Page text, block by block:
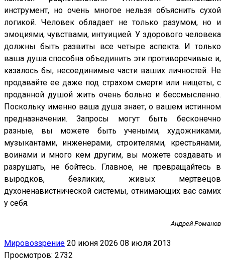
инструмент, но очень многое нельзя объяснить сухой
логикой. Человек обладает не только разумом, но и
эмоциями, чувствами, интуицией. У здорового человека
должны быть развиты все четыре аспекта. И только
ваша душа способна объединить эти противоречивые и,
казалось бы, несоединимые части ваших личностей. Не
продавайте ее даже под страхом смерти или нищеты, с
проданной душой жить очень больно и бессмысленно.
Поскольку именно ваша душа знает, о вашем истинном
предназначении. Запросы могут быть бесконечно
разные, вы можете быть учеными, художниками,
музыкантами, инженерами, строителями, крестьянами,
воинами и много кем другим, вы можете создавать и
разрушать, не бойтесь. Главное, не превращайтесь в
выродков, безликих, живых мертвецов
духоненавистнической системы, отнимающих вас самих
у себя.
Андрей Романов
Мировоззрение 20 июня 2026 08 июля 2013
Просмотров: 2732